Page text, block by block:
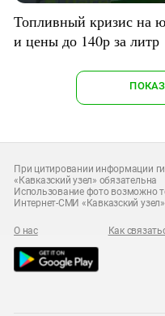
Топливный кризис на
и цены до 140р за литр
При цитировании информации
«Кавказский узел» обязательна
Использование фото возможно
Интернет-СМИ «Кавказский узел»
О нас Как